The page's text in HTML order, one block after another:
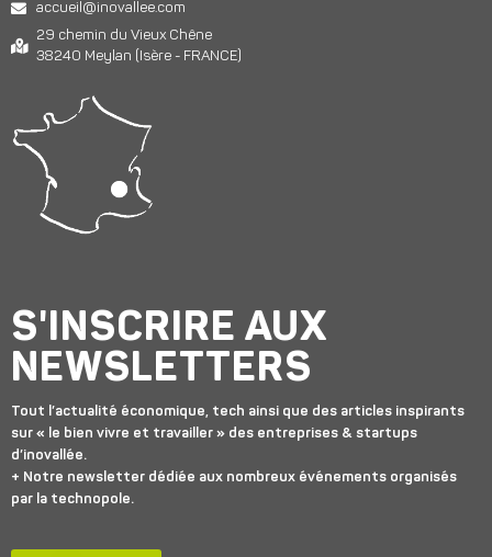
accueil@inovallee.com
29 chemin du Vieux Chêne
38240 Meylan (Isère - FRANCE)
S'INSCRIRE AUX
NEWSLETTERS
Tout l’actualité économique, tech ainsi que des articles inspirants
sur « le bien vivre et travailler » des entreprises & startups
d’inovallée.
+ Notre newsletter dédiée aux nombreux événements organisés
par la technopole.